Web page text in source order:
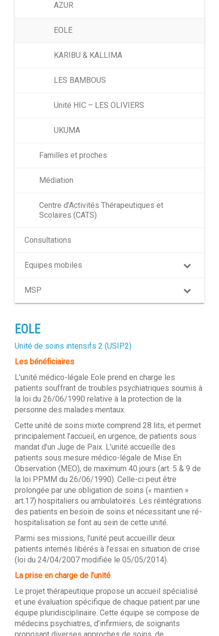
AZUR
EOLE
KARIBU & KALLIMA
LES BAMBOUS
Unité HIC – LES OLIVIERS
UKUMA
Familles et proches
Médiation
Centre d’Activités Thérapeutiques et
Scolaires (CATS)
Consultations
Equipes mobiles
MSP
EOLE
Unité de soins intensifs 2 (USIP2)
Les bénéficiaires
L’unité médico-légale Eole prend en charge les
patients souffrant de troubles psychiatriques soumis à
la loi du 26/06/1990 relative à la protection de la
personne des malades mentaux.
Cette unité de soins mixte comprend 28 lits, et permet
principalement l’accueil, en urgence, de patients sous
mandat d’un Juge de Paix. L’unité accueille des
patients sous mesure médico-légale de Mise En
Observation (MEO), de maximum 40 jours (art. 5 & 9 de
la loi PPMM du 26/06/1990). Celle-ci peut être
prolongée par une obligation de soins (« maintien »
art.17) hospitaliers ou ambulatoires. Les réintégrations
des patients en besoin de soins et nécessitant une ré-
hospitalisation se font au sein de cette unité.
Parmi ses missions, l’unité peut accueillir deux
patients internés libérés à l’essai en situation de crise
(loi du 24/04/2007 modifiée le 05/05/2014).
La prise en charge de l’unité
Le projet thérapeutique propose un accueil spécialisé
et une évaluation spécifique de chaque patient par une
équipe pluridisciplinaire. Cette équipe se compose de
médecins psychiatres, d’infirmiers, de soignants